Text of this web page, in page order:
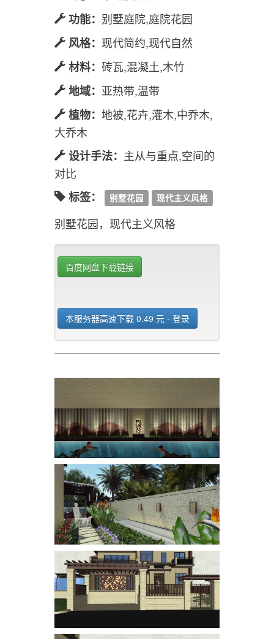
规模： 1000-10000
地貌： 平地,建筑间
功能： 别墅庭院,庭院花园
风格： 现代简约,现代自然
材料： 砖瓦,混凝土,木竹
地域：
植物：地被,花卉,灌木,中乔木,
大乔木
设计手法：主从与重点,空间的
对比
标签：
别墅花园 现代主义风格
别墅花园，现代主义风格
百度网盘下载链接